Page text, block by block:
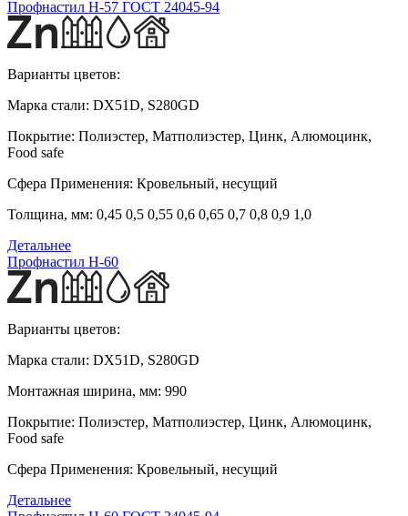
Профнастил Н-57 ГОСТ 24045-94
Варианты цветов:
Марка стали: DX51D, S280GD
Покрытие: Полиэстер, Матполиэстер, Цинк, Алюмоцинк,
Food safe
Сфера Применения: Кровельный, несущий
Толщина, мм: 0,45 0,5 0,55 0,6 0,65 0,7 0,8 0,9 1,0
Детальнее
Профнастил H-60
Варианты цветов:
Марка стали: DX51D, S280GD
Монтажная ширина, мм: 990
Покрытие: Полиэстер, Матполиэстер, Цинк, Алюмоцинк,
Food safe
Сфера Применения: Кровельный, несущий
Детальнее